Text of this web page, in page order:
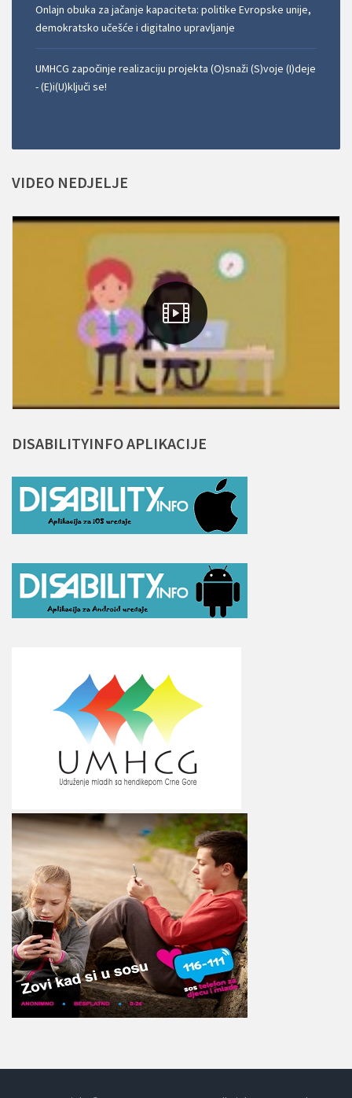
Onlajn obuka za jačanje kapaciteta: politike Evropske unije,
demokratsko učešće i digitalno upravljanje
UMHCG započinje realizaciju projekta (O)snaži (S)voje (I)deje
- (E)i(U)ključi se!
VIDEO NEDJELJE
DISABILITYINFOAPLIKACIJE